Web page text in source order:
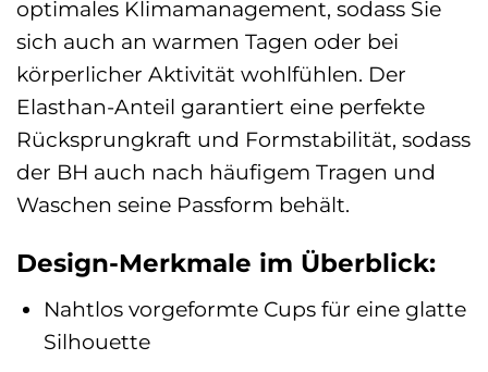
optimales Klimamanagement, sodass Sie
sich auch an warmen Tagen oder bei
körperlicher Aktivität wohlfühlen. Der
Elasthan-Anteil garantiert eine perfekte
Rücksprungkraft und Formstabilität, sodass
der BH auch nach häufigem Tragen und
Waschen seine Passform behält.
Design-Merkmale im Überblick:
Nahtlos vorgeformte Cups für eine glatte
Silhouette